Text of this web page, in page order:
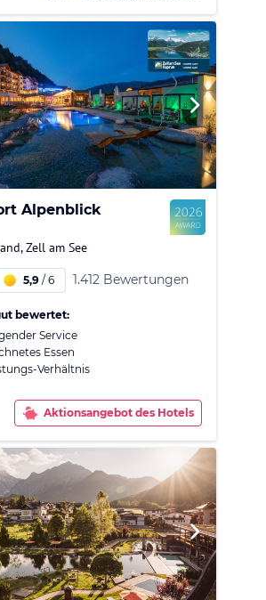
Alpenblick
,Zell am See
5,9/ 6 1.412 Bewertungen
bewertet:
Service
Essen
Verhältnis
Aktionsangebot des Hotels